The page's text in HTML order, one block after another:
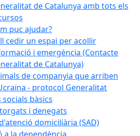
de Catalunya amb tots els
puc ajudar?
cedir un espai per acollir
i emergència (Contacte
de Catalunya)
de companyia que arriben
- protocol Generalitat
socials bàsics
i denegats
domiciliària (SAD)